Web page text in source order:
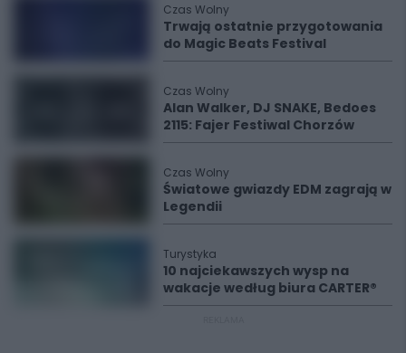
Czas Wolny
Trwają ostatnie przygotowania
do Magic Beats Festival
Czas Wolny
Alan Walker, DJ SNAKE, Bedoes
2115: Fajer Festiwal Chorzów
Czas Wolny
Światowe gwiazdy EDM zagrają w
Legendii
Turystyka
10 najciekawszych wysp na
wakacje według biura CARTER®